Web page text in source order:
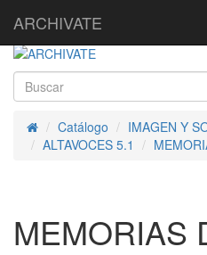
ARCHIVATE
InicioCatálogo IMAGEN Y
ALTAVOCES 5.1
MEMORIAS